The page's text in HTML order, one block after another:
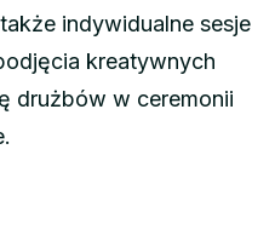
indywidualne sesje
kreatywnych
drużbów w ceremonii